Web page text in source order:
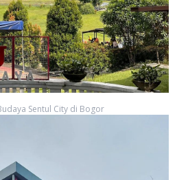
Sentul City di Bogor